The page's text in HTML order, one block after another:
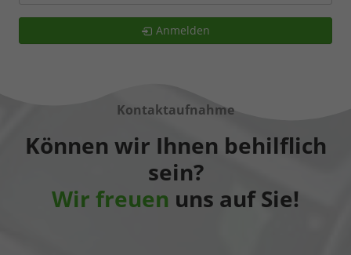
Anmelden
Kontaktaufnahme
Können wir Ihnen behilflich
sein?
Wir freuen uns auf Sie!